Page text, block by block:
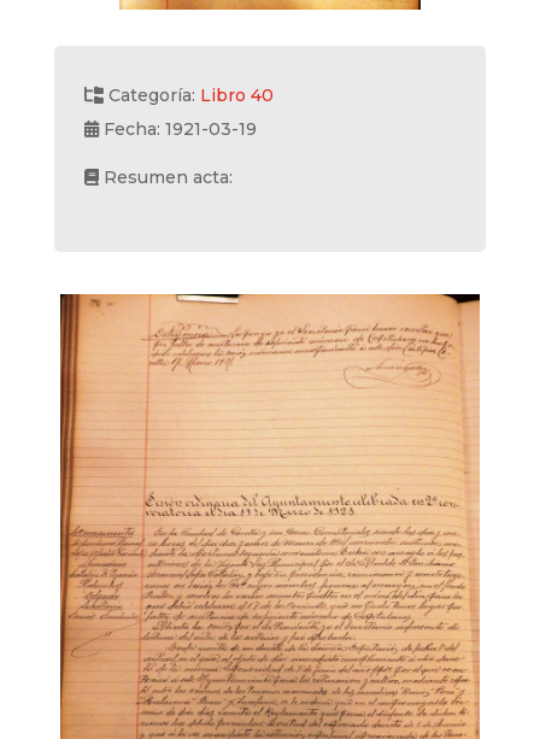
Categoría: Libro 40
Fecha: 1921-03-19
Resumen acta: